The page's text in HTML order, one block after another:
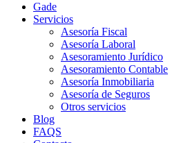
Gade
Servicios
Asesoría Fiscal
Asesoría Laboral
Asesoramiento Jurídico
Asesoramiento Contable
Asesoría Inmobiliaria
Asesoría de Seguros
Otros servicios
Blog
FAQS